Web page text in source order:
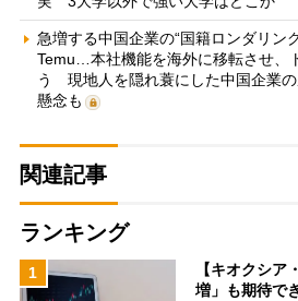
急増する中国企業の“国籍ロンダリン
Temu…本社機能を海外に移転させ、
う 現地人を隠れ蓑にした中国企業
懸念も
関連記事
ランキング
1
【キオクシア
増」も期待で